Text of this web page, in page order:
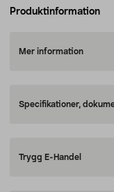
Produktinformation
Mer information
Specifikationer,
Trygg E-Handel